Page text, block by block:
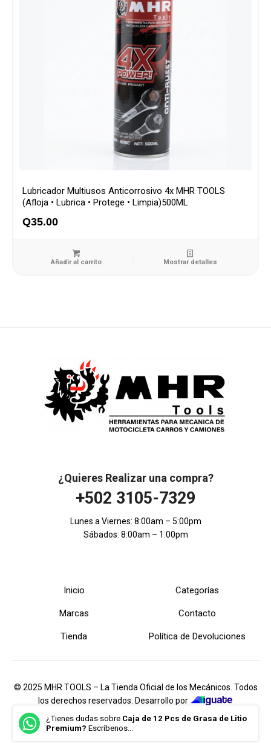
Lubricador Multiusos Anticorrosivo 4x MHR TOOLS
(Afloja • Lubrica • Protege • Limpia)500ML
Q35.00
Añadir al carrito Mostrar detalles
¿Quieres Realizar una compra?
+502 3105-7329
Lunes a Viernes: 8:00am – 5:00pm
Sábados: 8:00am – 1:00pm
Inicio Categorías
Marcas Contacto
Tienda Política de Devoluciones
© 2025 MHR TOOLS – La Tienda Oficial de los Mecánicos. Todos
los derechos reservados. Desarrollo por iGuate.com
¿Tienes dudas sobre Caja de 12 Pcs de Grasa de Litio
Premium? Escríbenos...